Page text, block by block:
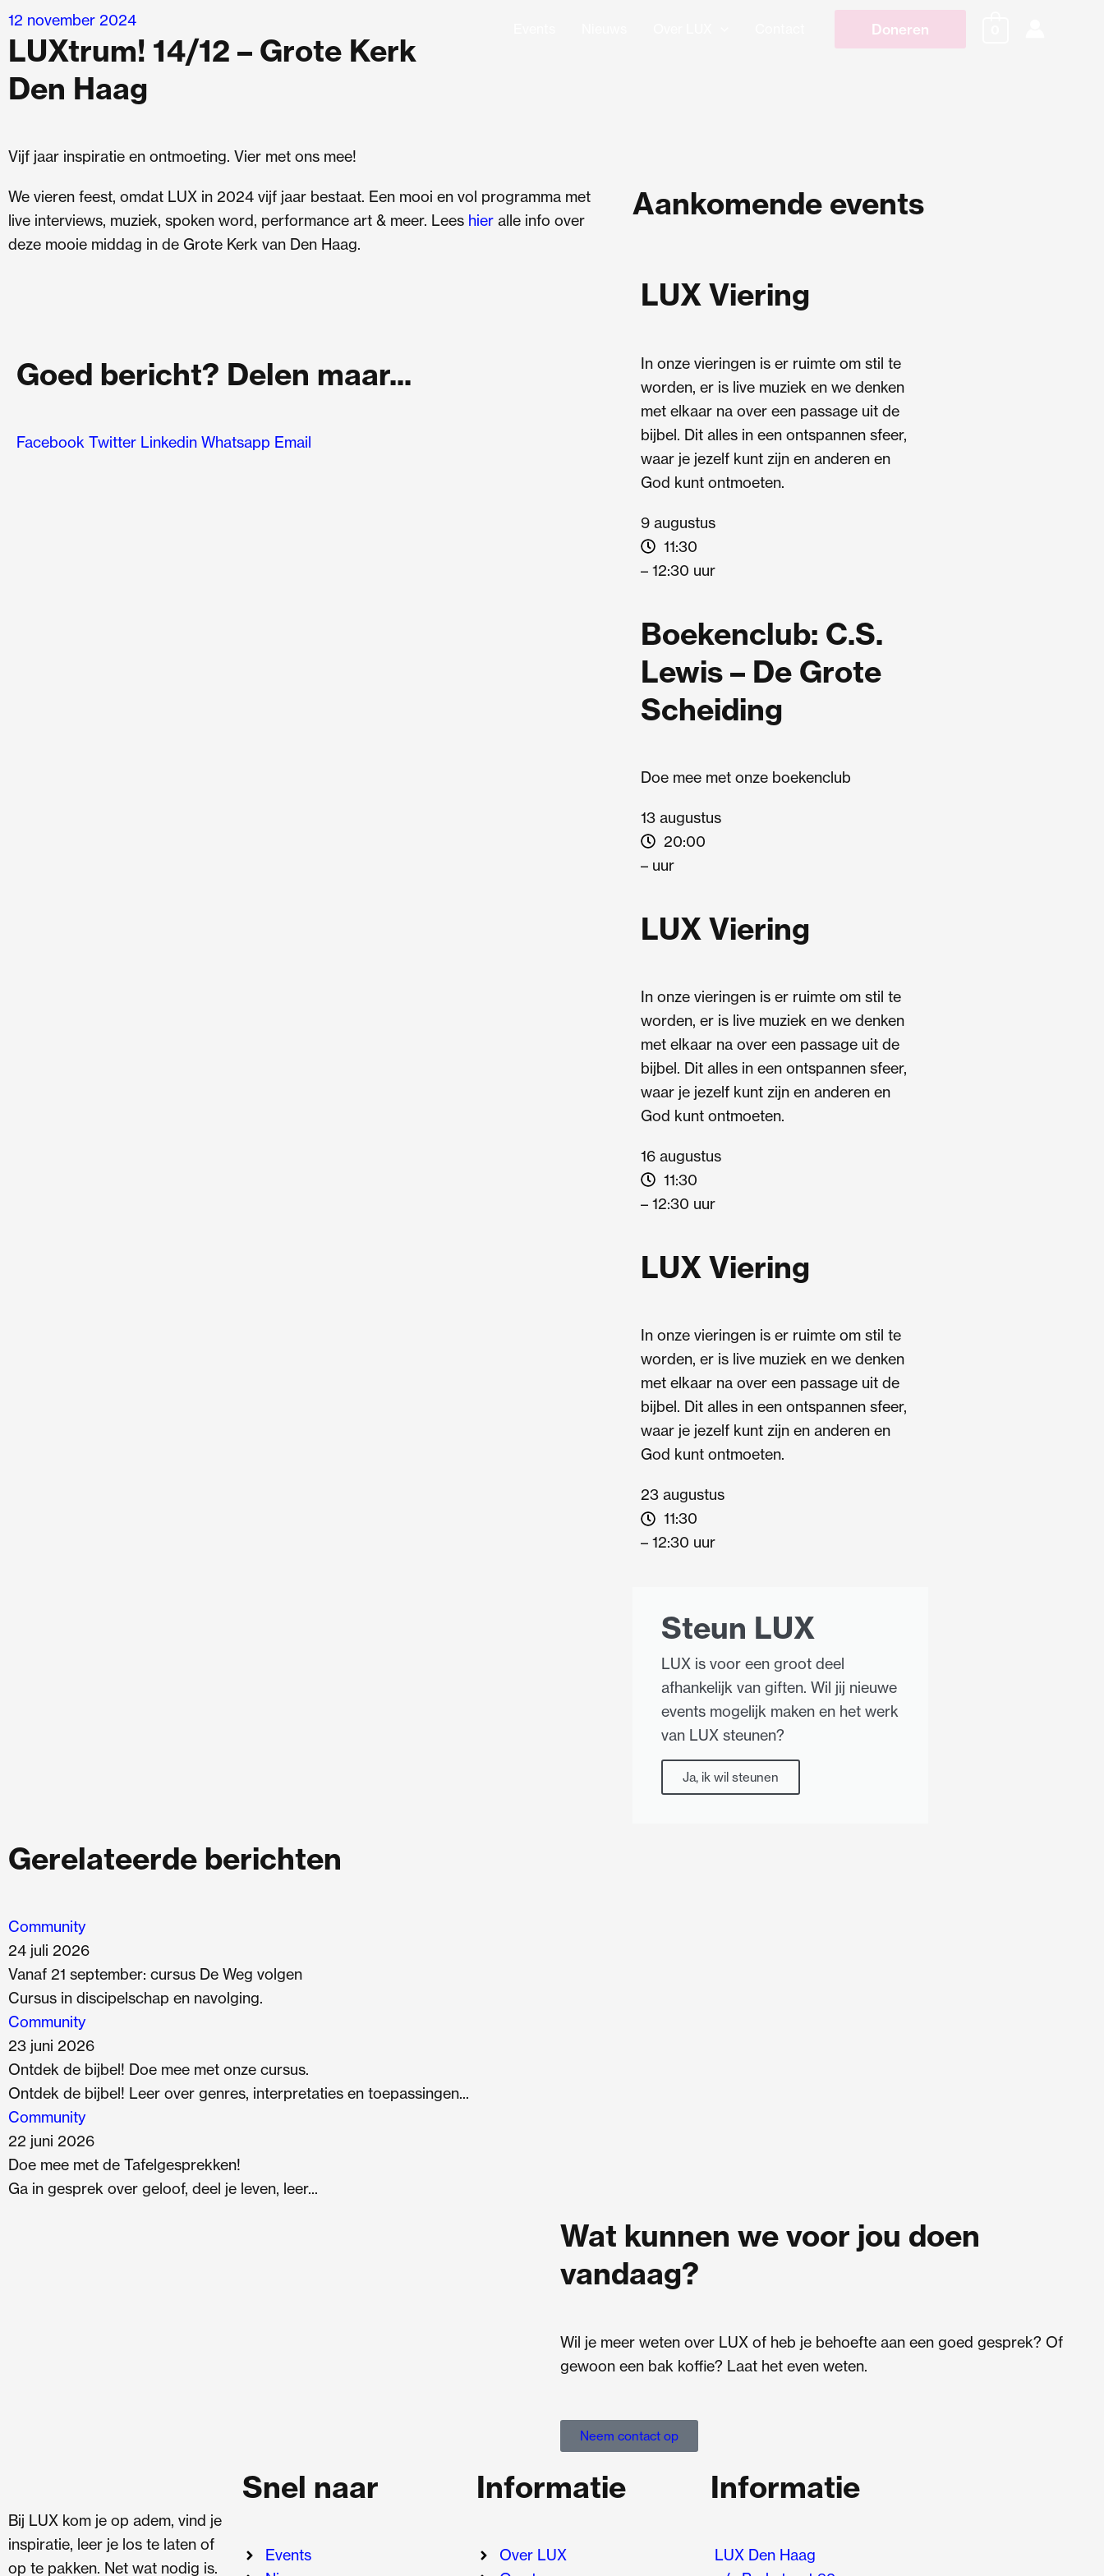
Ga
de
inhoud
Doneren
12 november 2024
LUXtrum! 14/12 – Grote Kerk
Den Haag
Vijf jaar inspiratie en ontmoeting. Vier met ons mee!
We vieren feest, omdat LUX in 2024 vijf jaar bestaat. Een mooi en vol programma met
live interviews, muziek, spoken word, performance art & meer. Lees hier alle info over
deze mooie middag in de Grote Kerk van Den Haag.
Goed bericht? Delen maar...
Facebook Twitter Linkedin Whatsapp Email
Aankomende events
LUX Viering
In onze vieringen is er ruimte om stil te
worden, er is live muziek en we denken
met elkaar na over een passage uit de
bijbel. Dit alles in een ontspannen sfeer,
waar je jezelf kunt zijn en anderen en
God kunt ontmoeten.
9 augustus
11:30
– 12:30 uur
Boekenclub: C.S.
Lewis – De Grote
Scheiding
Doe mee met onze boekenclub
13 augustus
20:00
– uur
LUX Viering
In onze vieringen is er ruimte om stil te
worden, er is live muziek en we denken
met elkaar na over een passage uit de
bijbel. Dit alles in een ontspannen sfeer,
waar je jezelf kunt zijn en anderen en
God kunt ontmoeten.
16 augustus
11:30
– 12:30 uur
LUX Viering
In onze vieringen is er ruimte om stil te
worden, er is live muziek en we denken
met elkaar na over een passage uit de
bijbel. Dit alles in een ontspannen sfeer,
waar je jezelf kunt zijn en anderen en
God kunt ontmoeten.
23 augustus
11:30
– 12:30 uur
Steun LUX
LUX is voor een groot deel
afhankelijk van giften. Wil jij nieuwe
events mogelijk maken en het werk
van LUX steunen?
Ja, ik wil steunen
Gerelateerde berichten
Community
24 juli 2026
Vanaf 21 september: cursus De Weg volgen
Cursus in discipelschap en navolging.
Community
23 juni 2026
Ontdek de bijbel! Doe mee met onze cursus.
Ontdek de bijbel! Leer over genres, interpretaties en toepassingen...
Community
22 juni 2026
Doe mee met de Tafelgesprekken!
Ga in gesprek over geloof, deel je leven, leer...
Wat kunnen we voor jou doen
vandaag?
Wil je meer weten over LUX of heb je behoefte aan een goed gesprek? Of
gewoon een bak koffie? Laat het even weten.
Neem contact op
Bij LUX kom je op adem, vind je
inspiratie, leer je los te laten of
op te pakken. Net wat nodig is.
Snel naar
Events
Informatie
Over LUX
Informatie
LUX Den Haag